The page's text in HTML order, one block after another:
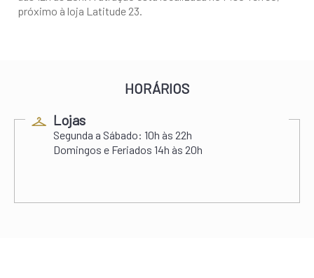
próximo à loja Latitude 23.
HORÁRIOS
Lojas
Segunda a Sábado: 10h às 22h
Domingos e Feriados 14h às 20h